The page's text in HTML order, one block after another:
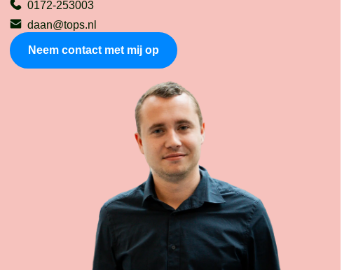
0172-253003
daan@tops.nl
Neem contact met mij op